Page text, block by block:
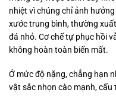
nhiệt vì chúng chỉ ảnh
xước trung bình, thường
đá nhỏ. Cơ chế tự phục hồi
không hoàn toàn biến mất.
Ở mức độ nặng, chẳng hạn
vật sắc nhọn cào mạnh, cấu